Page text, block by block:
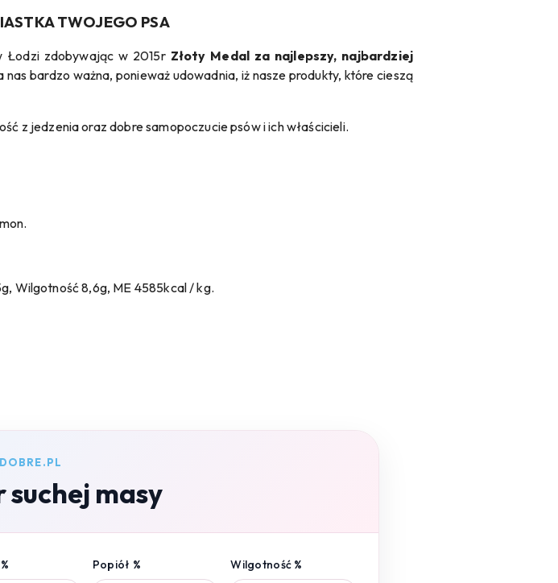
TWOJEGO PSA
Łodzi zdobywając w 2015r Złoty Medal za najlepszy, najbardziej
nas bardzo ważna, ponieważ udowadnia, iż nasze produkty, które cieszą
z jedzenia oraz dobre samopoczucie psów i ich właścicieli.
Wilgotność 8,6g, ME 4585kcal / kg.
masy
Popiół % Wilgotność %